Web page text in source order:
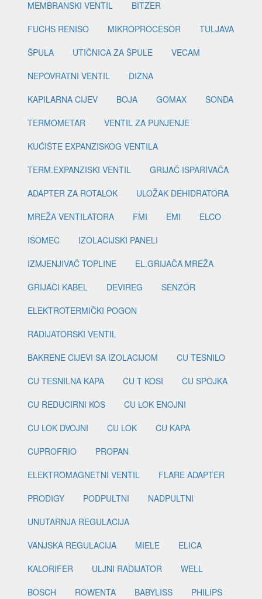
MEMBRANSKI VENTIL
BITZER
FUCHS RENISO
MIKROPROCESOR
TULJAVA
ŠPULA
UTIČNICA ZA ŠPULE
VECAM
NEPOVRATNI VENTIL
DIZNA
KAPILARNA CIJEV
BOJA GOMAX
SONDA
TERMOMETAR
VENTIL ZA PUNJENJE
KUĆIŠTE EXPANZISKOG VENTILA
TERM.EXPANZISKI VENTIL
GRIJAČ ISPARIVAČA
ADAPTER ZA ROTALOK
ULOŽAK DEHIDRATORA
MREŽA VENTILATORA
FMI EMI
ELCO
ISOMEC
IZOLACIJSKI PANELI
IZMJENJIVAČ TOPLINE
EL.GRIJAČA MREŽA
GRIJAČI KABEL
DEVIREG
SENZOR
ELEKTROTERMIČKI POGON
RADIJATORSKI VENTIL
BAKRENE CIJEVI SA IZOLACIJOM
CU TESNILO
CU TESNILNA KAPA
CU T KOSI
CU SPOJKA
CU REDUCIRNI KOS
CU LOK ENOJNI
CU LOK DVOJNI
CU LOK
CU KAPA
CUPROFRIO
PROPAN
ELEKTROMAGNETNI VENTIL
FLARE ADAPTER
PRODIGY
PODPULTNI
NADPULTNI
UNUTARNJA REGULACIJA
VANJSKA REGULACIJA
MIELE
ELICA
KALORIFER
ULJNI RADIJATOR
WELL
BOSCH
ROWENTA BABYLISS
PHILIPS